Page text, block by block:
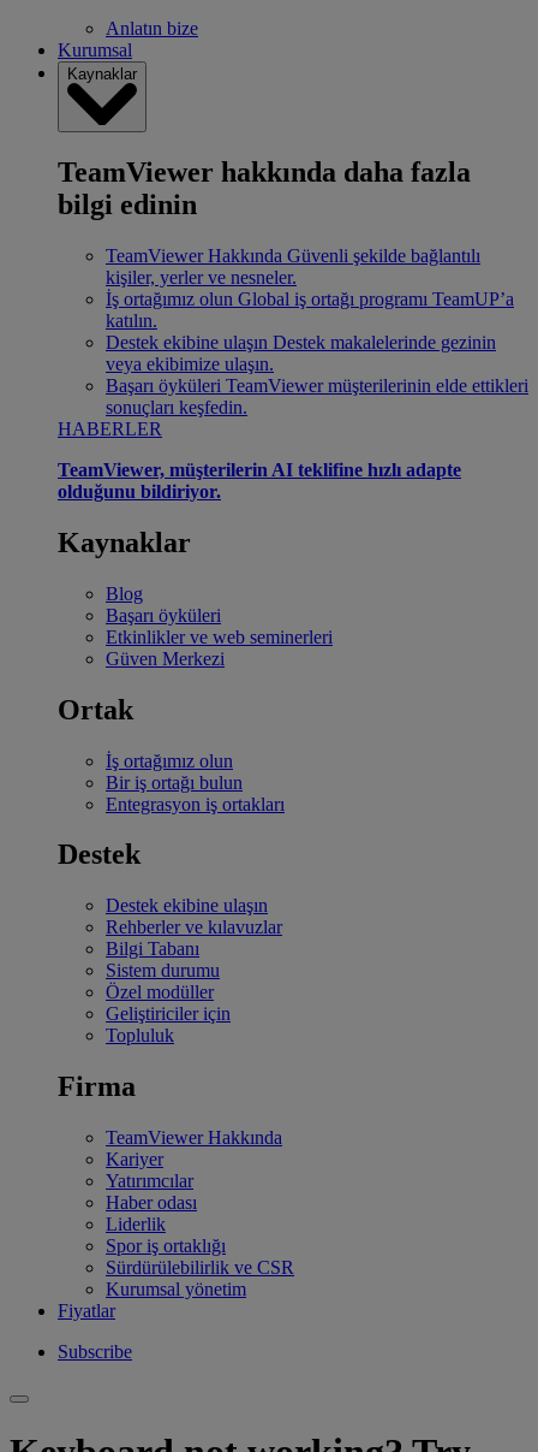
Anlatın bize
Kurumsal
Kaynaklar
TeamViewer hakkında daha fazla
bilgi edinin
TeamViewer Hakkında Güvenli şekilde bağlantılı
kişiler, yerler ve nesneler.
İş ortağımız olun Global iş ortağı programı TeamUP’a
katılın.
Destek ekibine ulaşın Destek makalelerinde gezinin
veya ekibimize ulaşın.
Başarı öyküleri TeamViewer müşterilerinin elde ettikleri
sonuçları keşfedin.
HABERLER
TeamViewer, müşterilerin AI teklifine hızlı adapte
olduğunu bildiriyor.
Kaynaklar
Blog
Başarı öyküleri
Etkinlikler ve web seminerleri
Güven Merkezi
Ortak
İş ortağımız olun
Bir iş ortağı bulun
Entegrasyon iş ortakları
Destek
Destek ekibine ulaşın
Rehberler ve kılavuzlar
Bilgi Tabanı
Sistem durumu
Özel modüller
Geliştiriciler için
Topluluk
Firma
TeamViewer Hakkında
Kariyer
Yatırımcılar
Haber odası
Liderlik
Spor iş ortaklığı
Sürdürülebilirlik ve CSR
Kurumsal yönetim
Fiyatlar
Subscribe